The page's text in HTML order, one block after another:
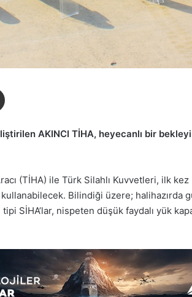
AKINCI TİHA, heyecanlı bir
(TİHA) ile Türk Silahlı Kuvvetleri, ilk
kullanabilecek. Bilindiği üzere;
SİHA’lar, nispeten düşük faydalı yük